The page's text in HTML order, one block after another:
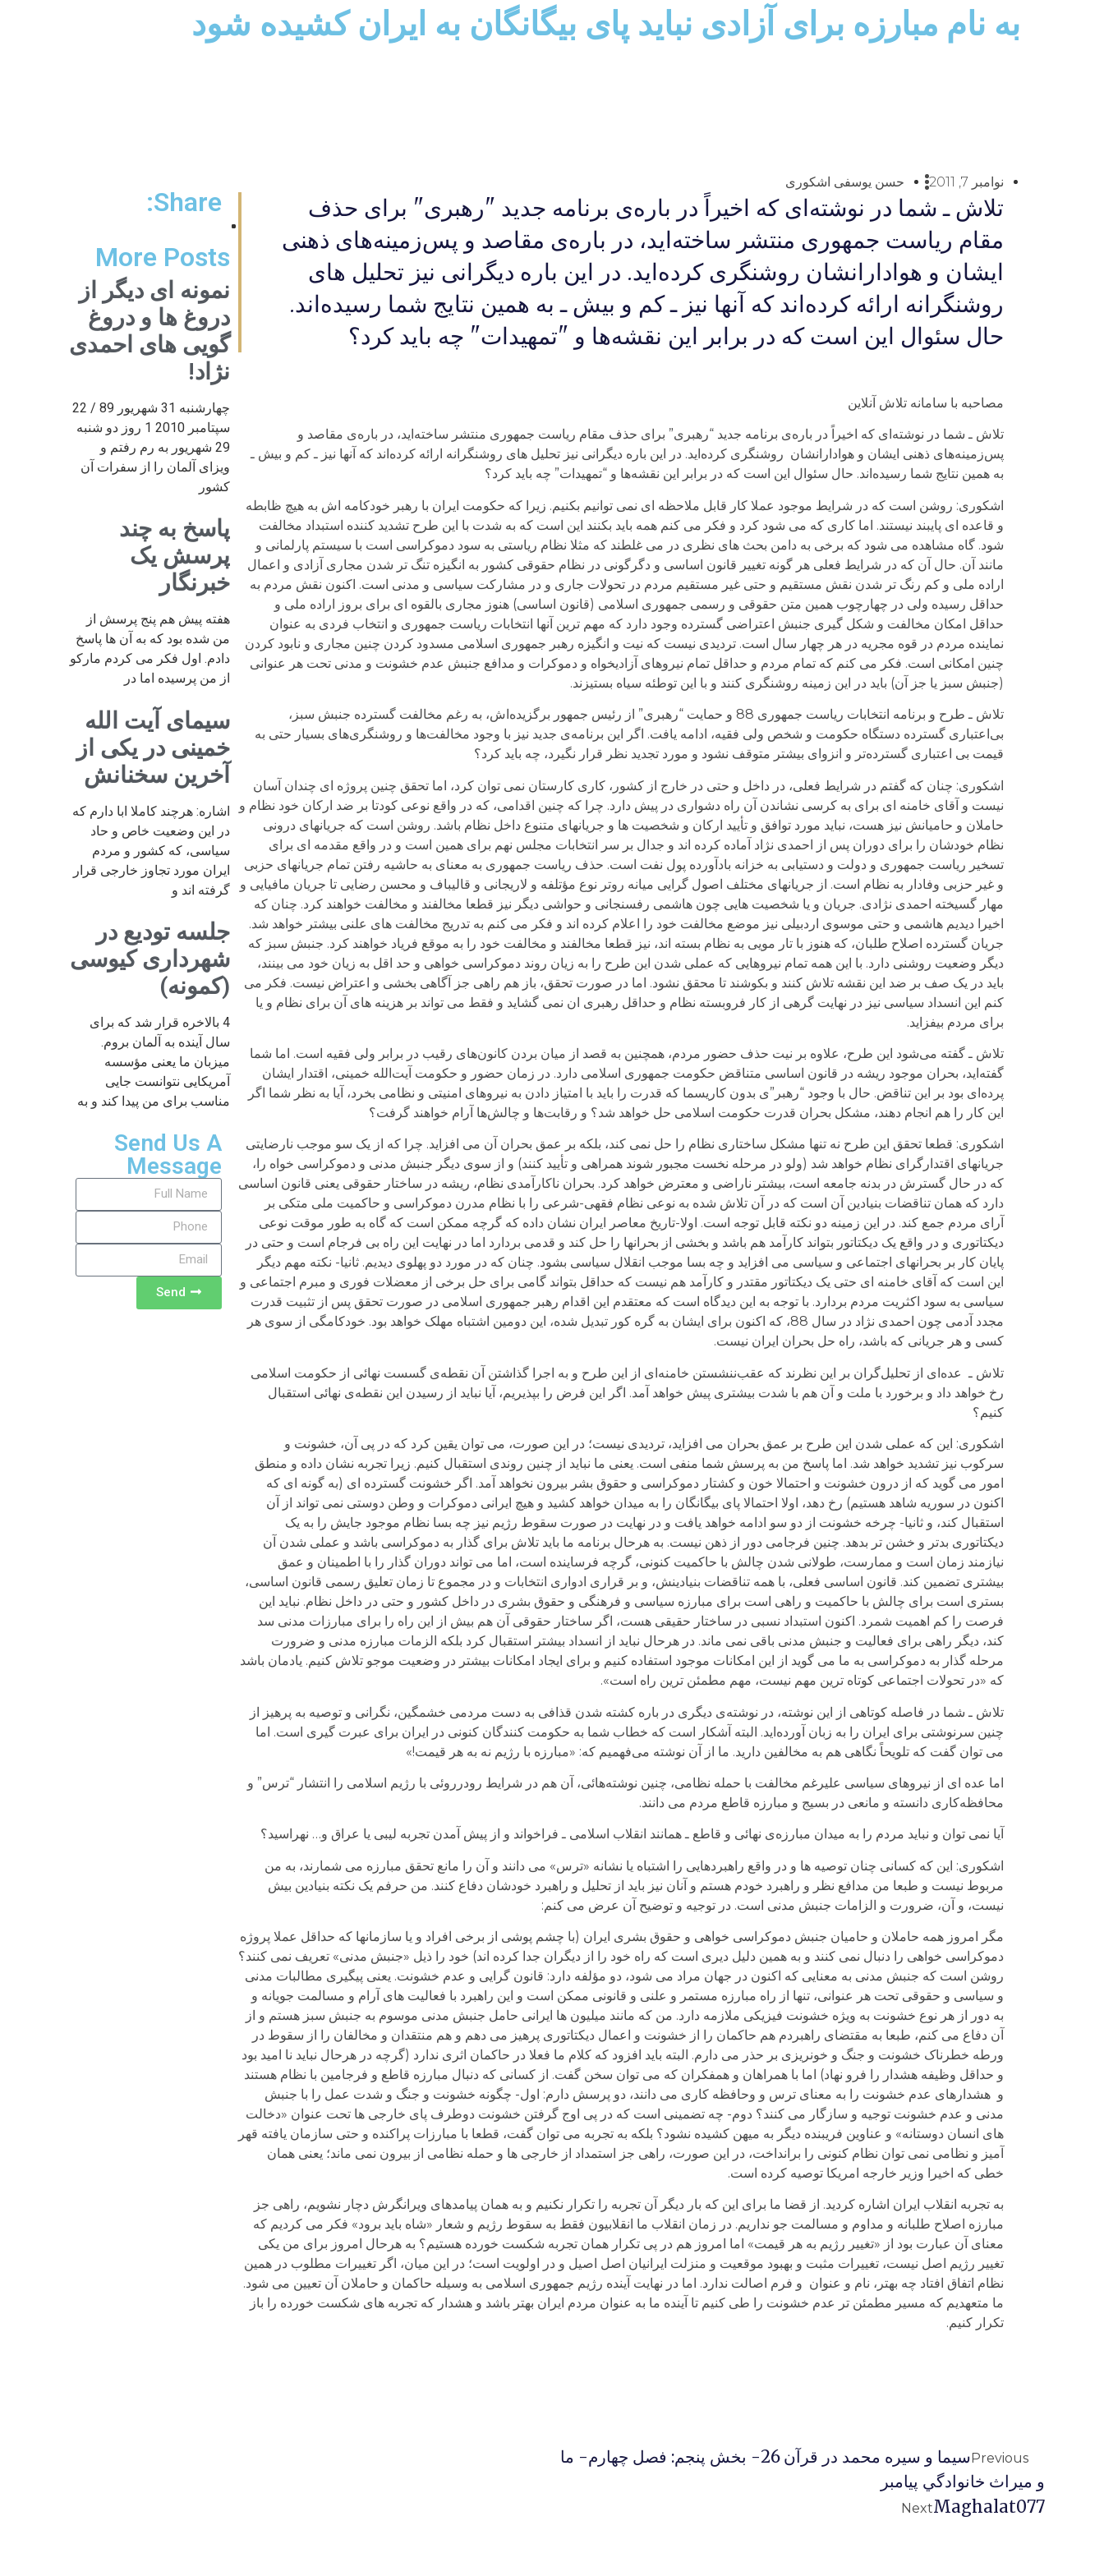
به نام مبارزه برای آزادی نباید پای بیگانگان به ایران کشیده شود
نوامبر 7, 2011 حسن یوسفی اشکوری
تلاش ـ شما در نوشته‌ای که اخيراً در باره‌ی برنامه جديد "رهبری" برای حذف
مقام رياست جمهوری منتشر ساخته‌ايد، در باره‌ی مقاصد و پس‌زمينه‌های ذهنی
ايشان و هوادارانشان روشنگری کرده‌ايد. در اين باره دیگرانی نیز تحليل های
روشنگرانه ارائه کرده‌اند که آنها نيز ـ کم و بيش ـ به همين نتايج شما رسيده‌اند.
حال سئوال اين است که در برابر اين نقشه‌ها و "تمهيدات" چه بايد کرد؟
مصاحبه با سامانه تلاش آنلاین
تلاش ـ شما در نوشته‌ای که اخيراً در باره‌ی برنامه جديد “رهبری” برای حذف مقام رياست جمهوری منتشر ساخته‌ايد، در باره‌ی مقاصد و
پس‌زمينه‌های ذهنی ايشان و هوادارانشان روشنگری کرده‌ايد. در اين باره دیگرانی نیز تحليل های روشنگرانه ارائه کرده‌اند که آنها نيز ـ کم و بيش ـ
به همين نتايج شما رسيده‌اند. حال سئوال اين است که در برابر اين نقشه‌ها و “تمهيدات” چه بايد کرد؟
اشکوری: روشن است که در شرایط موجود عملا کار قابل ملاحظه ای نمی توانیم بکنیم. زیرا که حکومت ایران با رهبر خودکامه اش به هیچ ظابطه
و قاعده ای پایبند نیستند. اما کاری که می شود کرد و فکر می کنم همه باید بکنند این است که به شدت با این طرح تشدید کننده استبداد مخالفت
شود. گاه مشاهده می شود که برخی به دامن بحث های نظری در می غلطند که مثلا نظام ریاستی به سود دموکراسی است با سیستم پارلمانی و
مانند آن. حال آن که در شرایط فعلی هر گونه تغییر قانون اساسی و دگرگونی در نظام حقوقی کشور به انگیزه تنگ تر شدن مجاری آزادی و اعمال
اراده ملی و کم رنگ تر شدن نقش مستقیم و حتی غیر مستقیم مردم در تحولات جاری و در مشارکت سیاسی و مدنی است. اکنون نقش مردم به
حداقل رسیده ولی در چهارچوب همین متن حقوقی و رسمی جمهوری اسلامی (قانون اساسی) هنوز مجاری بالقوه ای برای بروز اراده ملی و
حداقل امکان مخالفت و شکل گیری جنبش اعتراضی گسترده وجود دارد که مهم ترین آنها انتخابات ریاست جمهوری و انتخاب فردی به عنوان
نماینده مردم در قوه مجریه در هر چهار سال است. تردیدی نیست که نیت و انگیزه رهبر جمهوری اسلامی مسدود کردن چنین مجاری و نابود کردن
چنین امکانی است. فکر می کنم که تمام مردم و حداقل تمام نیروهای آزادیخواه و دموکرات و مدافع جنبش عدم خشونت و مدنی تحت هر عنوانی
(جنبش سبز یا جز آن) باید در این زمینه روشنگری کنند و با این توطئه سیاه بستیزند.
تلاش ـ طرح و برنامه انتخابات رياست جمهوری 88 و حمايت “رهبری” از رئيس جمهور برگزيده‌اش، به رغم مخالفت گسترده جنبش سبز،
بی‌اعتباری گسترده دستگاه حکومت و شخص ولی فقيه، ادامه يافت. اگر اين برنامه‌ی جديد نيز با وجود مخالفت‌ها و روشنگری‌های بسيار حتی به
قیمت بی اعتباری گسترده‌تر و انزوای بيشتر متوقف نشود و مورد تجديد نظر قرار نگيرد، چه باید کرد؟
اشکوری: چنان که گفتم در شرایط فعلی، در داخل و حتی در خارج از کشور، کاری کارستان نمی توان کرد، اما تحقق چنین پروژه ای چندان آسان
نیست و آقای خامنه ای برای به کرسی نشاندن آن راه دشواری در پیش دارد. چرا که چنین اقدامی، که در واقع نوعی کودتا بر ضد ارکان خود نظام و
حاملان و حامیانش نیز هست، نباید مورد توافق و تأیید ارکان و شخصیت ها و جریانهای متنوع داخل نظام باشد. روشن است که جریانهای درونی
نظام خودشان را برای دوران پس از احمدی نژاد آماده کرده اند و جدال بر سر انتخابات مجلس نهم برای همین است و در واقع مقدمه ای برای
تسخیر ریاست جمهوری و دولت و دستیابی به خزانه بادآورده پول نفت است. حذف ریاست جمهوری به معنای به حاشیه رفتن تمام جریانهای حزبی
و غیر حزبی وفادار به نظام است. از جریانهای مختلف اصول گرایی میانه روتر نوع مؤتلفه و لاریجانی و قالیباف و محسن رضایی تا جریان مافیایی و
مهار گسیخته احمدی نژادی. جریان و یا شخصیت هایی چون هاشمی رفسنجانی و حواشی دیگر نیز قطعا مخالفند و مخالفت خواهند کرد. چنان که
اخیرا دیدیم هاشمی و حتی موسوی اردبیلی نیز موضع مخالفت خود را اعلام کرده اند و فکر می کنم به تدریج مخالفت های علنی بیشتر خواهد شد.
جریان گسترده اصلاح طلبان، که هنوز با تار مویی به نظام بسته اند، نیز قطعا مخالفند و مخالفت خود را به موقع فریاد خواهند کرد. جنبش سبز که
دیگر وضعیت روشنی دارد. با این همه تمام نیروهایی که عملی شدن این طرح را به زیان روند دموکراسی خواهی و حد اقل به زیان خود می بینند،
باید در یک صف بر ضد این نقشه تلاش کنند و بکوشند تا محقق نشود. اما در صورت تحقق، باز هم راهی جز آگاهی بخشی و اعتراض نیست. فکر می
کنم این انسداد سیاسی نیز در نهایت گرهی از کار فروبسته نظام و حداقل رهبری ان نمی گشاید و فقط می تواند بر هزینه های آن برای نظام و یا
برای مردم بیفزاید.
تلاش ـ گفته می‌شود اين طرح، علاوه بر نيت حذف حضور مردم، همچنین به قصد از ميان بردن کانون‌های رقيب در برابر ولی فقيه است. اما شما
گفته‌ايد، بحران موجود ريشه در قانون اساسی متناقض حکومت جمهوری اسلامی دارد. در زمان حضور و حکومت آيت‌الله خمينی، اقتدار ايشان
پرده‌ای بود بر اين تناقض. حال با وجود “رهبر”ی بدون کاريسما که قدرت را بايد با امتياز دادن به نيروهای امنيتی و نظامی بخرد، آيا به نظر شما اگر
اين کار را هم انجام دهند، مشکل بحران قدرت حکومت اسلامی حل خواهد شد؟ و رقابت‌ها و چالش‌ها آرام خواهند گرفت؟
اشکوری: قطعا تحقق این طرح نه تنها مشکل ساختاری نظام را حل نمی کند، بلکه بر عمق بحران آن می افزاید. چرا که از یک سو موجب نارضایتی
جریانهای اقتدارگرای نظام خواهد شد (ولو در مرحله نخست مجبور شوند همراهی و تأیید کنند) و از سوی دیگر جنبش مدنی و دموکراسی خواه را،
که در حال گسترش در بدنه جامعه است، بیشتر ناراضی و معترض خواهد کرد. بحران ناکارآمدی نظام، ریشه در ساختار حقوقی یعنی قانون اساسی
دارد که همان تناقضات بنیادین آن است که در آن تلاش شده به نوعی نظام فقهی-شرعی را با نظام مدرن دموکراسی و حاکمیت ملی متکی بر
آرای مردم جمع کند. در این زمینه دو نکته قابل توجه است. اولا-تاریخ معاصر ایران نشان داده که گرچه ممکن است که گاه به طور موقت نوعی
دیکتاتوری و در واقع یک دیکتاتور بتواند کارآمد هم باشد و بخشی از بحرانها را حل کند و قدمی بردارد اما در نهایت این راه بی فرجام است و حتی در
پایان کار بر بحرانهای اجتماعی و سیاسی می افزاید و چه بسا موجب انقلال سیاسی بشود. چنان که در مورد دو پهلوی دیدیم. ثانیا- نکته مهم دیگر
این است که آقای خامنه ای حتی یک دیکتاتور مقتدر و کارآمد هم نیست که حداقل بتواند گامی برای حل برخی از معضلات فوری و مبرم اجتماعی و
سیاسی به سود اکثریت مردم بردارد. با توجه به این دیدگاه است که معتقدم این اقدام رهبر جمهوری اسلامی در صورت تحقق پس از تثبیت قدرت
مجدد آدمی چون احمدی نژاد در سال 88، که اکنون برای ایشان به گره کور تبدیل شده، این دومین اشتباه مهلک خواهد بود. خودکامگی از سوی هر
کسی و هر جریانی که باشد، راه حل بحران ایران نیست.
تلاش ـ عده‌ای از تحليل‌گران بر اين نظرند که عقب‌ننشستن خامنه‌ای از اين طرح و به اجرا گذاشتن آن نقطه‌ی گسست نهائی از حکومت اسلامی
رخ خواهد داد و برخورد با ملت و آن هم با شدت بيشتری پيش خواهد آمد. اگر اين فرض را بپذيريم، آيا نبايد از رسيدن اين نقطه‌ی نهائی استقبال
کنيم؟
اشکوری: این که عملی شدن این طرح بر عمق بحران می افزاید، تردیدی نیست؛ در این صورت، می توان یقین کرد که در پی آن، خشونت و
سرکوب نیز تشدید خواهد شد. اما پاسخ من به پرسش شما منفی است. یعنی ما نباید از چنین روندی استقبال کنیم. زیرا تجربه نشان داده و منطق
امور می گوید که از درون خشونت و احتمالا خون و کشتار دموکراسی و حقوق بشر بیرون نخواهد آمد. اگر خشونت گسترده ای (به گونه ای که
اکنون در سوریه شاهد هستیم) رخ دهد، اولا احتمالا پای بیگانگان را به میدان خواهد کشید و هیچ ایرانی دموکرات و وطن دوستی نمی تواند از آن
استقبال کند، و ثانیا- چرخه خشونت از دو سو ادامه خواهد یافت و در نهایت در صورت سقوط رژیم نیز چه بسا نظام موجود جایش را به یک
دیکتاتوری بدتر و خشن تر بدهد. چنین فرجامی دور از ذهن نیست. به هرحال برنامه ما باید تلاش برای گذار به دموکراسی باشد و عملی شدن آن
نیازمند زمان است و ممارست، طولانی شدن چالش با حاکمیت کنونی، گرچه فرساینده است، اما می تواند دوران گذار را با اطمینان و عمق
بیشتری تضمین کند. قانون اساسی فعلی، با همه تناقضات بنیادینش، و بر قراری ادواری انتخابات و در مجموع تا زمان تعلیق رسمی قانون اساسی،
بستری است برای چالش با حاکمیت و راهی است برای مبارزه سیاسی و فرهنگی و حقوق بشری در داخل کشور و حتی در داخل نظام. نباید این
فرصت را کم اهمیت شمرد. اکنون استبداد نسبی در ساختار حقیقی هست، اگر ساختار حقوقی آن هم بیش از این راه را برای مبارزات مدنی سد
کند، دیگر راهی برای فعالیت و جنبش مدنی باقی نمی ماند. در هرحال نباید از انسداد بیشتر استقبال کرد بلکه الزمات مبارزه مدنی و ضرورت
مرحله گذار به دموکراسی به ما می گوید از این امکانات موجود استفاده کنیم و برای ایجاد امکانات بیشتر در وضعیت موجو تلاش کنیم. یادمان باشد
که «در تحولات اجتماعی کوتاه ترین مهم نیست، مهم مطمئن ترین راه است».
تلاش ـ شما در فاصله کوتاهی از اين نوشته، در نوشته‌ی ديگری در باره کشته شدن قذافی به دست مردمی خشمگين، نگرانی و توصيه به پرهيز از
چنين سرنوشتی برای ايران را به زبان آورده‌ايد. البته آشکار است که خطاب شما به حکومت کنندگان کنونی در ايران برای عبرت گيری است. اما
می توان گفت که تلويحاً نگاهی هم به مخالفين داريد. ما از آن نوشته می‌فهميم که: «مبارزه با رژيم نه به هر قيمت!»
اما عده ای از نیروهای سیاسی علیرغم مخالفت با حمله نظامی، چنين نوشته‌هائی، آن هم در شرايط رودرروئی با رژيم اسلامی را انتشار “ترس” و
محافظه‌کاری دانسته و مانعی در بسیج و مبارزه قاطع مردم می دانند.
آيا نمی توان و نبايد مردم را به ميدان مبارزه‌ی نهائی و قاطع ـ همانند انقلاب اسلامی ـ فراخواند و از پيش آمدن تجربه ليبی يا عراق و… نهراسيد؟
اشکوری: این که کسانی چنان توصیه ها و در واقع راهبردهایی را اشتباه یا نشانه «ترس» می دانند و آن را مانع تحقق مبارزه می شمارند، به من
مربوط نیست و طبعا من مدافع نظر و راهبرد خودم هستم و آنان نیز باید از تحلیل و راهبرد خودشان دفاع کنند. من حرفم یک نکته بنیادین بیش
نیست، و آن، ضرورت و الزامات جنبش مدنی است. در توجیه و توضیح آن عرض می کنم:
مگر امروز همه حاملان و حامیان جنبش دموکراسی خواهی و حقوق بشری ایران (با چشم پوشی از برخی افراد و یا سازمانها که حداقل عملا پروژه
دموکراسی خواهی را دنبال نمی کنند و به همین دلیل دیری است که راه خود را از دیگران جدا کرده اند) خود را ذیل «جنبش مدنی» تعریف نمی کنند؟
روشن است که جنبش مدنی به معنایی که اکنون در جهان مراد می شود، دو مؤلفه دارد: قانون گرایی و عدم خشونت. یعنی پیگیری مطالبات مدنی
و سیاسی و حقوقی تحت هر عنوانی، تنها از راه مبارزه مستمر و علنی و قانونی ممکن است و این راهبرد با فعالیت های آرام و مسالمت جویانه و
به دور از هر نوع خشونت به ویژه خشونت فیزیکی ملازمه دارد. من که مانند میلیون ها ایرانی حامل جنبش مدنی موسوم به جنبش سبز هستم و از
آن دفاع می کنم، طبعا به مقتضای راهبردم هم حاکمان را از خشونت و اعمال دیکتاتوری پرهیز می دهم و هم منتقدان و مخالفان را از سقوط در
ورطه خطرناک خشونت و جنگ و خونریزی بر حذر می دارم. البته باید افزود که کلام ما فعلا در حاکمان اثری ندارد (گرچه در هرحال نباید نا امید بود
و حداقل وظیفه هشدار را فرو نهاد) اما با همراهان و همفکران که می توان سخن گفت. از کسانی که دنبال مبارزه قاطع و فرجامین با نظام هستند
و هشدارهای عدم خشونت را به معنای ترس و وحافظه کاری می دانند، دو پرسش دارم: اول- چگونه خشونت و جنگ و شدت عمل را با جنبش
مدنی و عدم خشونت توجیه و سازگار می کنند؟ دوم- چه تضمینی است که در پی اوج گرفتن خشونت دوطرف پای خارجی ها تحت عنوان «دخالت
های انسان دوستانه» و عناوین فریبنده دیگر به میهن کشیده نشود؟ بلکه به تجربه می توان گفت، قطعا با مبارزات پراکنده و حتی سازمان یافته قهر
آمیز و نظامی نمی توان نظام کنونی را برانداخت، در این صورت، راهی جز استمداد از خارجی ها و حمله نظامی از بیرون نمی ماند؛ یعنی همان
خطی که اخیرا وزیر خارجه امریکا توصیه کرده است.
به تجربه انقلاب ایران اشاره کردید. از قضا ما برای این که بار دیگر آن تجربه را تکرار نکنیم و به همان پیامدهای ویرانگرش دچار نشویم، راهی جز
مبارزه اصلاح طلبانه و مداوم و مسالمت جو نداریم. در زمان انقلاب ما انقلابیون فقط به سقوط رژیم و شعار «شاه باید برود» فکر می کردیم که
معنای آن عبارت بود از «تغییر رژیم به هر قیمت» اما امروز هم در پی تکرار همان تجربه شکست خورده هستیم؟ به هرحال امروز برای من یکی
تغییر رژیم اصل نیست، تغییرات مثبت و بهبود موقعیت و منزلت ایرانیان اصل اصیل و در اولویت است؛ در این میان، اگر تغییرات مطلوب در همین
نظام اتفاق افتاد چه بهتر، نام و عنوان و فرم اصالت ندارد. اما در نهایت آینده رژیم جمهوری اسلامی به وسیله حاکمان و حاملان آن تعیین می شود.
ما متعهدیم که مسیر مطمئن تر عدم خشونت را طی کنیم تا آینده ما به عنوان مردم ایران بهتر باشد و هشدار که تجربه های شکست خورده را باز
تکرار کنیم.
Share:
More Posts
نمونه ای دیگر از
دروغ ها و دروغ
گویی های احمدی
نژاد!
چهارشنبه 31 شهریور 89 / 22
سپتامبر 2010 1 روز دو شنبه
29 شهریور به رم رفتم و
ویزای آلمان را از سفرات آن
کشور
پاسخ به چند
پرسش یک
خبرنگار
هفته پیش هم پنج پرسش از
من شده بود که به آن ها پاسخ
دادم. اول فکر می کردم مارکو
از من پرسیده اما در
سیمای آیت الله
خمینی در یکی از
آخرین سخنانش
اشاره: هرچند کاملا ابا دارم که
در این وضعیت خاص و حاد
سیاسی، که کشور و مردم
ایران مورد تجاوز خارجی قرار
گرفته اند و
جلسه تودیع در
شهرداری کیوسی
(کمونه)
4 بالاخره قرار شد که برای
سال آینده به آلمان بروم.
میزبان ما یعنی مؤسسه
آمریکایی نتوانست جایی
مناسب برای من پیدا کند و به
Send Us A
Message
Send
Previous
سیما و سیره محمد در قرآن 26- بخش پنجم: فصل چهارم- ما
و ميراث خانوادگي پيامبر
NextMaghalat077